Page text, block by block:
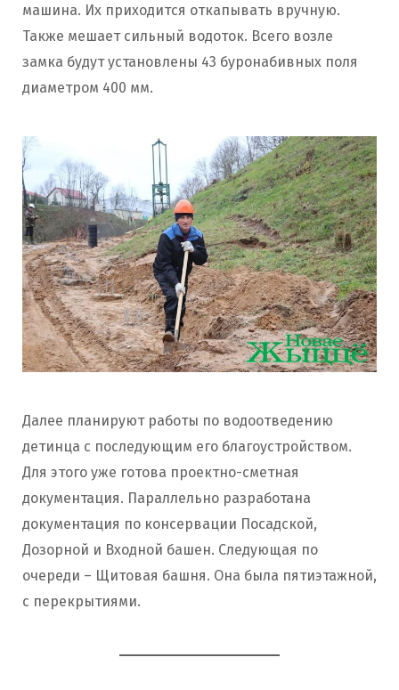
машина. Их приходится откапывать вручную.
Также мешает сильный водоток. Всего возле
замка будут установлены 43 буронабивных поля
диаметром 400 мм.
Далее планируют работы по водоотведению
детинца с последующим его благоустройством.
Для этого уже готова проектно-сметная
документация. Параллельно разработана
документация по консервации Посадской,
Дозорной и Входной башен. Следующая по
очереди – Щитовая башня. Она была пятиэтажной,
с перекрытиями.